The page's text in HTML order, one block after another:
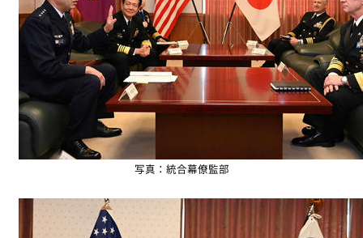
写真：統合幕僚監部